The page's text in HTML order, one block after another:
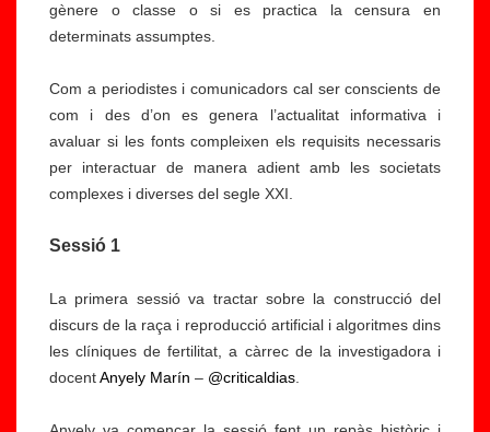
gènere o classe o si es practica la censura en
determinats assumptes.
Com a periodistes i comunicadors cal ser conscients de
com i des d’on es genera l’actualitat informativa i
avaluar si les fonts compleixen els requisits necessaris
per interactuar de manera adient amb les societats
complexes i diverses del segle XXI.
Sessió 1
La primera sessió va tractar sobre la construcció del
discurs de la raça i reproducció artificial i algoritmes dins
les clíniques de fertilitat, a càrrec de la investigadora i
docentAnyely Marín – @criticaldias